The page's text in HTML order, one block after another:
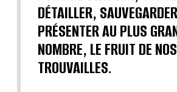
DÉTAILLER,
PRÉSENTER AU PLUS
NOMBRE, LE FRUIT DE NOS
TROUVAILLES.